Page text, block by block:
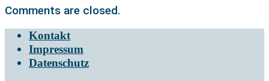
Comments are closed.
Kontakt
Impressum
Datenschutz